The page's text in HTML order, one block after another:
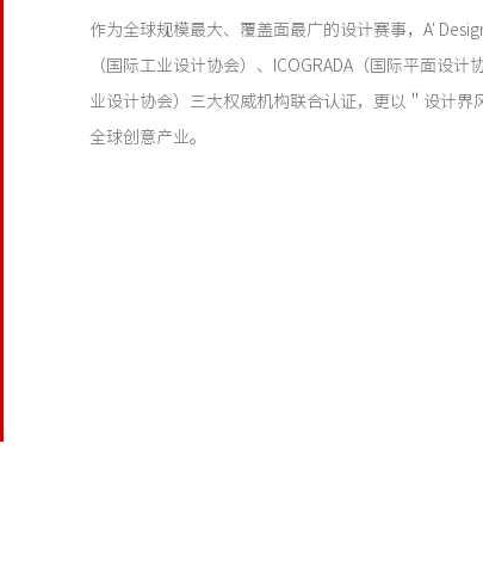
作为全球规模最大、覆盖面最广的设计赛事，A'
（国际工业设计协会）、ICOGRADA（国际平面设计
业设计协会）三大权威机构联合认证，更以＂设计界
全球创意产业。